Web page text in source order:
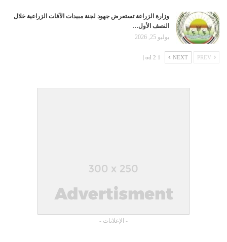
وزارة الزراعة تستعرض جهود لجنة مبيدات الآفات الزراعية خلال
النصف الأول…
يوليو 25, 2026
NEXT
1 od 2 |
- الإعلانات -